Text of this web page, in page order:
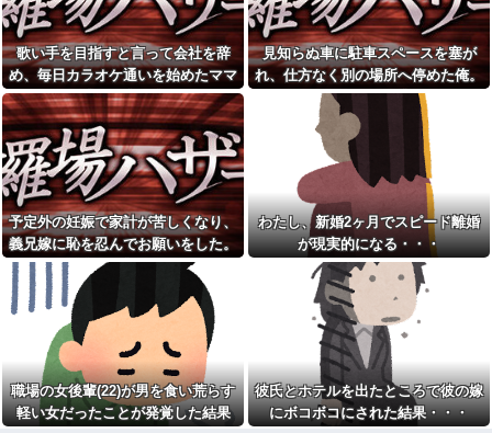
余裕ないのかな？
友達の家に遊びに行ったらア
ルバムに私の写真が飾ってあっ
た。しかも私が知らない写真
レストランで。夫婦「今日は
娘の誕生日なんです」店員
「少々お待ちください」→運ば
れてきた"あるもの"に思わず涙
がこぼれて…
何度もお金を貸してきたシン
ママ妹が、今度はランドセル代
と制服代まで要求してきた。そ
の裏事情を知って頭を抱えるこ
とに…
お前ら「日本も核武装汁！」
←１万発の核弾頭どこに
イーロン・マスク「中国のロ
ボットはデタラメで遠隔操作し
てるだけ」
【画像】森高千里(55) 「ミニ
スカートはとてもムリよ若い子
には負けるわ」←ワイらにはブ
ッ刺さりまくってしまうw w w
w w w
【朗報】寺田心、週6ジム通い
で体重62kg→82kgに
wwwwwwww
【動画】女子高生陸上競技
会、開始9秒で乳〇が見えるハプ
ニング⇒！！！！
スッポン解体動画を見る彼女
「美味しそう♪」→俺「生きたま
ま捌かれて可哀想だろ！サイコ
パスか？」←お前らどっち？
40℃の熱出して仕事休んだら
上司にむっちゃ切れられた
「仕事にあぶれたから雇って
ほしい、なんでもする」とキチ
ママがやってきた
トメ「お腹の子は孫と認めな
い！」とイキるクソトメに父親
不明のコトメ子を引き合いに出
した私。トメ「米軍の血筋
よ！」私「〇〇じゃないです
か」←得体の知れない～はお前
（コトメ）のところだろｗ
【衝撃】秋田県の超エリート
幹部、オンライン会見に「バス
歌い手を目指すと言って会社を辞
め、毎日カラオケ通いを始めたママ
友。嫌な予感は見事に当たってしま
い…
見知らぬ車に駐車スペースを塞が
れ、仕方なく別の場所へ停めた俺。
気づけばパトカーまで来る騒ぎにな
って…
予定外の妊娠で家計が苦しくなり、
義兄嫁に恥を忍んでお願いをした。
その返事が予想外すぎて…
わたし、新婚2ヶ月でスピード離婚
が現実的になる・・・
職場の女後輩(22)が男を食い荒らす
軽い女だったことが発覚した結果
彼氏とホテルを出たところで彼の嫁
にボコボコにされた結果・・・